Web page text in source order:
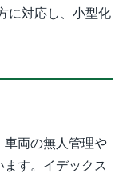
に対応し、小型化
両の無人管理や
す。イデックス